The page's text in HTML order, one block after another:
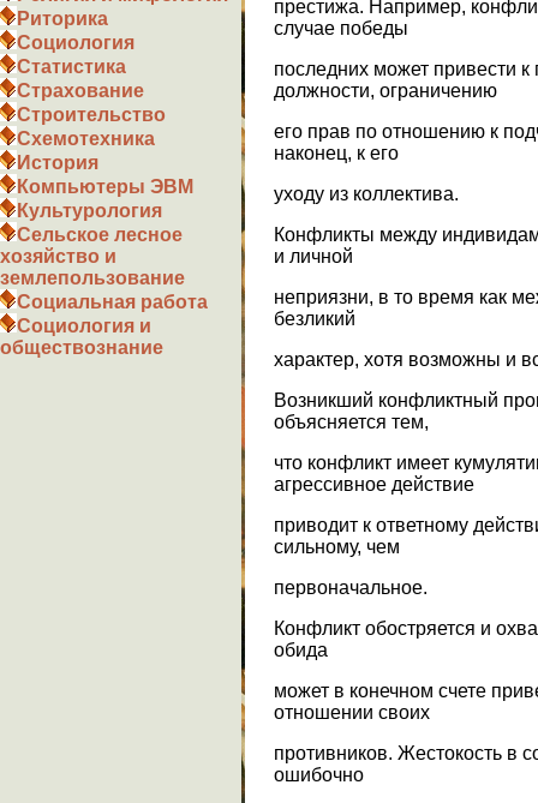
Риторика
Социология
Статистика
Страхование
Строительство
Схемотехника
История
Компьютеры ЭВМ
Культурология
Сельское лесное
хозяйство и
землепользование
Социальная работа
Социология и
обществознание
престижа. Например,
случае победы
последних может привести
должности, ограничению
его прав по отношению к
наконец, к его
уходу из коллектива.
Конфликты между
и личной
неприязни, в то время как
безликий
характер, хотя возможны и
Возникший конфликтный
объясняется тем,
что конфликт имеет
агрессивное действие
приводит к ответному
сильному, чем
первоначальное.
Конфликт обостряется и
обида
может в конечном счете
отношении своих
противников. Жестокость в
ошибочно